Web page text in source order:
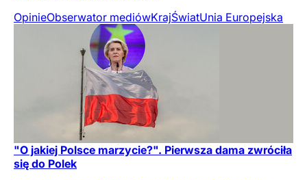
OpinieObserwator mediówKrajŚwiatUnia Europejska
"O jakiej Polsce marzycie?". Pierwsza dama zwróciła
się do Polek